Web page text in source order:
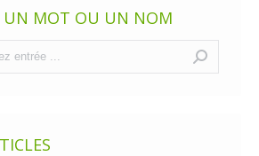
UN MOT OU UN NOM